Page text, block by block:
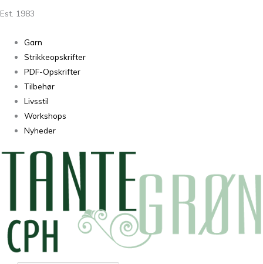
Est. 1983
Garn
Strikkeopskrifter
PDF-Opskrifter
Tilbehør
Livsstil
Workshops
Nyheder